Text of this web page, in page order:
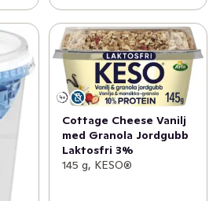
Cottage Cheese Vanilj
med Granola Jordgubb
Laktosfri 3%
145 g, KESO®